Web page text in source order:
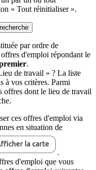
« Tout réinitialiser ».
par ordre de
d'emploi répondant le
.
de travail » ? La liste
à vos critères. Parmi
offres dont le lieu de travail
ces offres d'emploi via
en situation de
.
d'emploi que vous